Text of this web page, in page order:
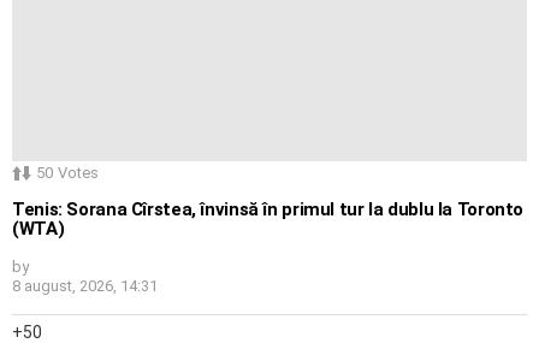
50 Votes
Tenis: Sorana Cîrstea, învinsă în primul tur la dublu la Toronto
(WTA)
by
8 august, 2026, 14:31
50